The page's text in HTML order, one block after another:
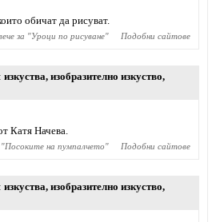
обичат да рисуват.
за "Уроци по рисуване" Подобни сайтове
изкуства, изобразително изкуство,
Катя Начева.
"Посоките на пумпалчето" Подобни сайтове
изкуства, изобразително изкуство,